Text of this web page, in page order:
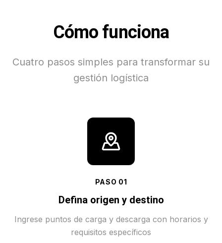
Cómo funciona
Cuatro pasos simples para transformar su
gestión logística
PASO 01
Defina origen y destino
Ingrese puntos de carga y descarga con horarios y
requisitos específicos